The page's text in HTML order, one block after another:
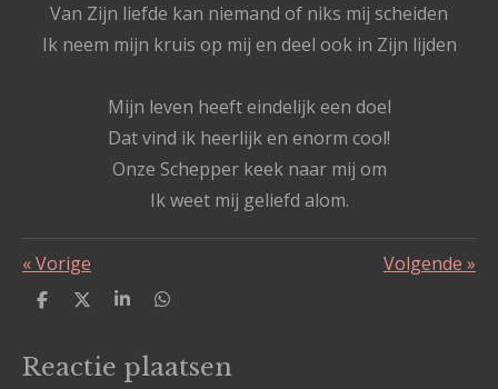
Van Zijn liefde kan niemand of niks mij scheiden
Ik neem mijn kruis op mij en deel ook in Zijn lijden
Mijn leven heeft eindelijk een doel
Dat vind ik heerlijk en enorm cool!
Onze Schepper keek naar mij om
Ik weet mij geliefd alom.
«Vorige Volgende »
D
e
n
D
l
S
r
e
D
e
n
Reactie plaatsen